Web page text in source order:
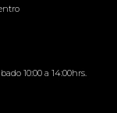
10:00 a 14:00hrs.